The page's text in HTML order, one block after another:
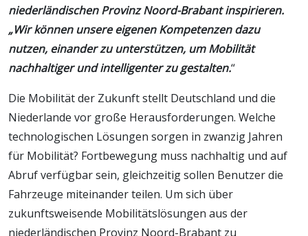
niederländischen Provinz Noord-Brabant inspirieren.
„Wir können unsere eigenen Kompetenzen dazu
nutzen, einander zu unterstützen, um Mobilität
nachhaltiger und intelligenter zu gestalten.“
Die Mobilität der Zukunft stellt Deutschland und die
Niederlande vor große Herausforderungen. Welche
technologischen Lösungen sorgen in zwanzig Jahren
für Mobilität? Fortbewegung muss nachhaltig und auf
Abruf verfügbar sein, gleichzeitig sollen Benutzer die
Fahrzeuge miteinander teilen. Um sich über
zukunftsweisende Mobilitätslösungen aus der
niederländischen Provinz Noord-Brabant zu